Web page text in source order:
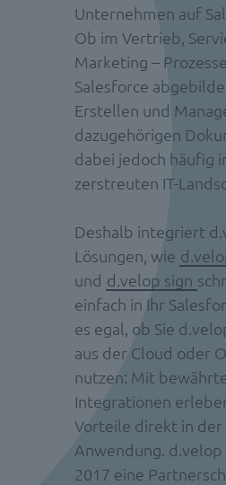
Unternehmen auf
Ob im Vertrieb,
Marketing –
Salesforce
Erstellen und
dazugehörigen
dabei jedoch häufig
zerstreuten IT-
Deshalb integriert
Lösungen, wie
und d.velop sign
einfach in Ihr
es egal, ob Sie
aus der Cloud oder
nutzen: Mit
Integrationen
Vorteile direkt in der
Anwendung.
2017 eine